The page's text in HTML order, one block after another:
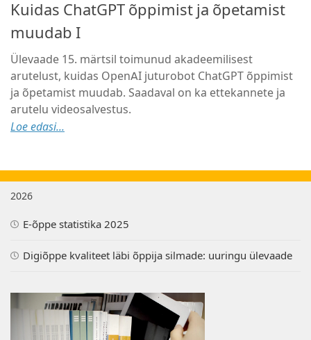
Kuidas ChatGPT õppimist ja õpetamist
muudab I
Ülevaade 15. märtsil toimunud akadeemilisest
arutelust, kuidas OpenAI juturobot ChatGPT õppimist
ja õpetamist muudab. Saadaval on ka ettekannete ja
arutelu videosalvestus.
Loe edasi...
2026
E-õppe statistika 2025
Digiõppe kvaliteet läbi õppija silmade: uuringu ülevaade